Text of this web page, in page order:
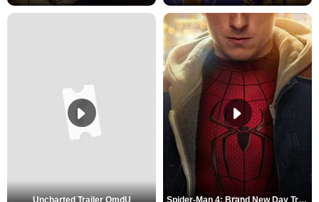
Uncharted Trailer OmdU Spider-Man 4: Brand New Day Trailer (3) DF